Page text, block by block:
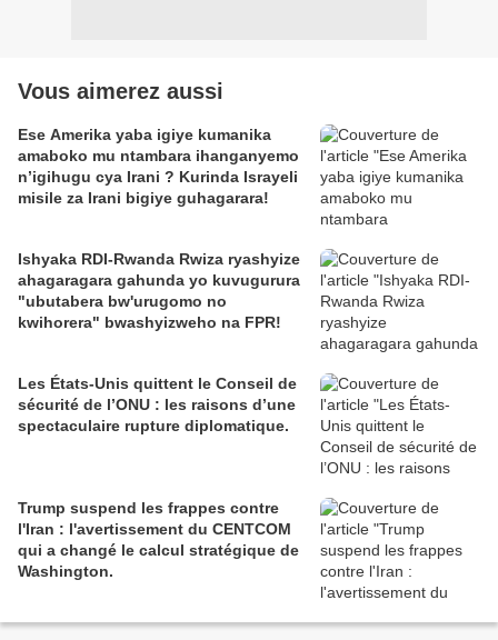
Vous aimerez aussi
Ese Amerika yaba igiye kumanika
amaboko mu ntambara ihanganyemo
n’igihugu cya Irani ? Kurinda Israyeli
misile za Irani bigiye guhagarara!
Ishyaka RDI-Rwanda Rwiza ryashyize
ahagaragara gahunda yo kuvugurura
"ubutabera bw'urugomo no
kwihorera" bwashyizweho na FPR!
Les États-Unis quittent le Conseil de
sécurité de l’ONU : les raisons d’une
spectaculaire rupture diplomatique.
Trump suspend les frappes contre
l'Iran : l'avertissement du CENTCOM
qui a changé le calcul stratégique de
Washington.